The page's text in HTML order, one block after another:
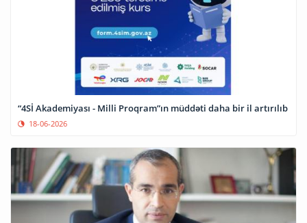
“4Sİ Akademiyası - Milli Proqram”ın müddəti daha bir il artırılıb
18-06-2026